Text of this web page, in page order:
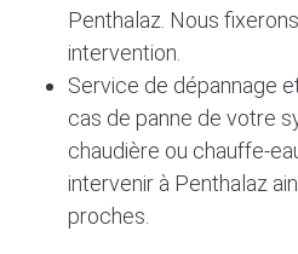
Penthalaz. Nous
intervention.
Service de dépannage
cas de panne de votre
chaudière ou chauffe-
intervenir à Penthalaz
proches.